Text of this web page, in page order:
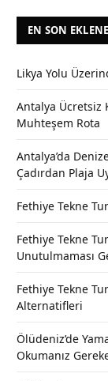
EN SON
Likya Yolu
Antalya Ücretsiz
Muhteşem Rota
Antalya’da
Çadırdan Plaja
Fethiye Tekne
Fethiye Tekne
Unutulmaması
Fethiye Tekne
Alternatifleri
Ölüdeniz’de
Okumanız